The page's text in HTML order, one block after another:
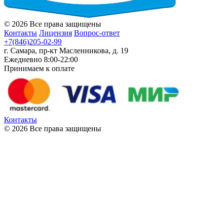
© 2026 Все права защищены
Контакты Лицензия Вопрос-ответ
+7(846)205-02-99
г. Самара, пр-кт Масленникова, д. 19
Ежедневно 8:00-22:00
Принимаем к оплате
Контакты
© 2026 Все права защищены